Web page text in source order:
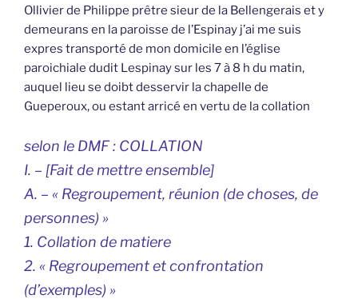
Ollivier de Philippe prêtre sieur de la Bellengerais et y
demeurans en la paroisse de l’Espinay j’ai me suis
expres transporté de mon domicile en l’église
paroichiale dudit Lespinay sur les 7 à 8 h du matin,
auquel lieu se doibt desservir la chapelle de
Gueperoux, ou estant arricé en vertu de la collation
selon le DMF : COLLATION
I. – [Fait de mettre ensemble]
A. – « Regroupement, réunion (de choses, de
personnes) »
1. Collation de matiere
2. « Regroupement et confrontation
(d’exemples) »